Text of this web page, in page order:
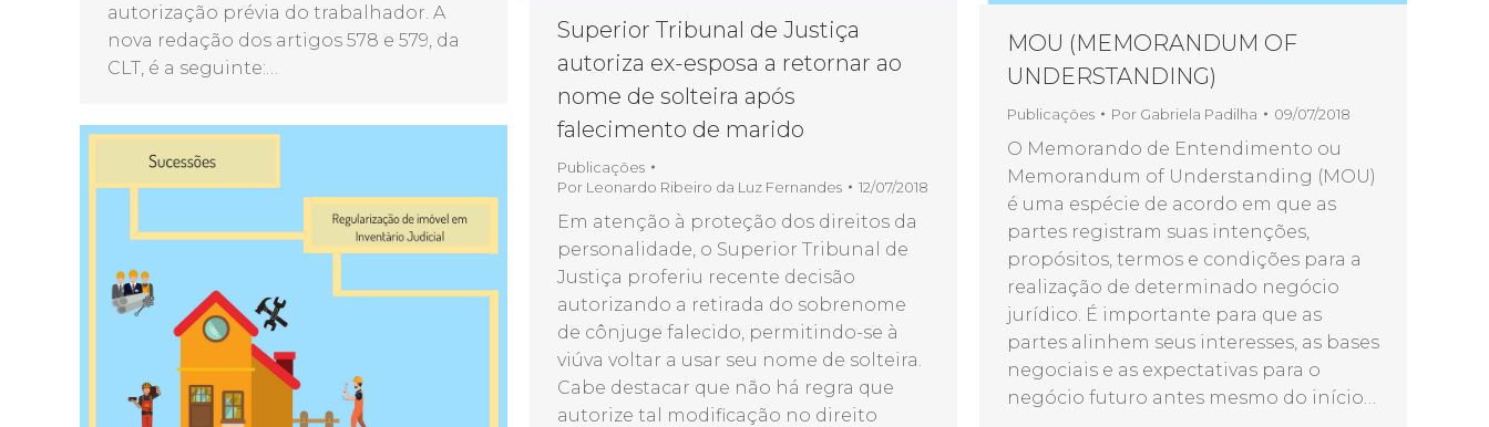
autorização prévia do trabalhador. A
nova redação dos artigos 578 e 579, da
CLT, é a seguinte:…
Superior Tribunal de Justiça
autoriza ex-esposa a retornar ao
nome de solteira após
falecimento de marido
Publicações
Por Leonardo Ribeiro da Luz Fernandes 12/07/2018
Em atenção à proteção dos direitos da
personalidade, o Superior Tribunal de
Justiça proferiu recente decisão
autorizando a retirada do sobrenome
de cônjuge falecido, permitindo-se à
viúva voltar a usar seu nome de solteira.
Cabe destacar que não há regra que
autorize tal modificação no direito
MOU (MEMORANDUM OF
UNDERSTANDING)
Publicações Por Gabriela Padilha 09/07/2018
O Memorando de Entendimento ou
Memorandum of Understanding (MOU)
é uma espécie de acordo em que as
partes registram suas intenções,
propósitos, termos e condições para a
realização de determinado negócio
jurídico. É importante para que as
partes alinhem seus interesses, as bases
negociais e as expectativas para o
negócio futuro antes mesmo do início…